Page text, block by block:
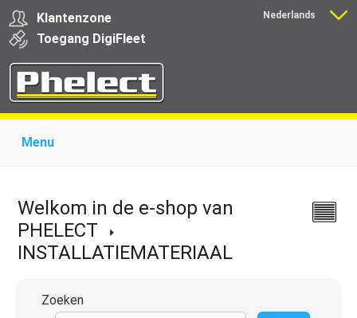
Klantenzone
Toegang DigiFleet
Nederlands
Menu
Producten voor transporteurs
Opleiding
Nieuws
Ondersteuning
Download Contact
Welkom in de e-shop van
PHELECT
INSTALLATIEMATERIAAL
Zoeken